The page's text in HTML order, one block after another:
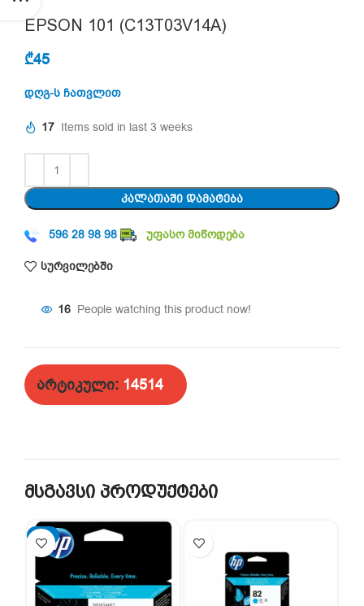
EPSON 101 (C13T03V14A)
₾45
დღგ-ს ჩათვლით
17 Items sold in last 3 weeks
ᲙᲐᲚᲐᲗᲐᲨᲘ ᲓᲐᲛᲐᲢᲔᲑᲐ
596 28 98 98 უფასო მიწოდება
სურვილებში
16 People watching this product now!
არტიკული: 14514
მსგავსი პროდუქტები
-2%